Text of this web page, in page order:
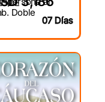
Doble
07 Días